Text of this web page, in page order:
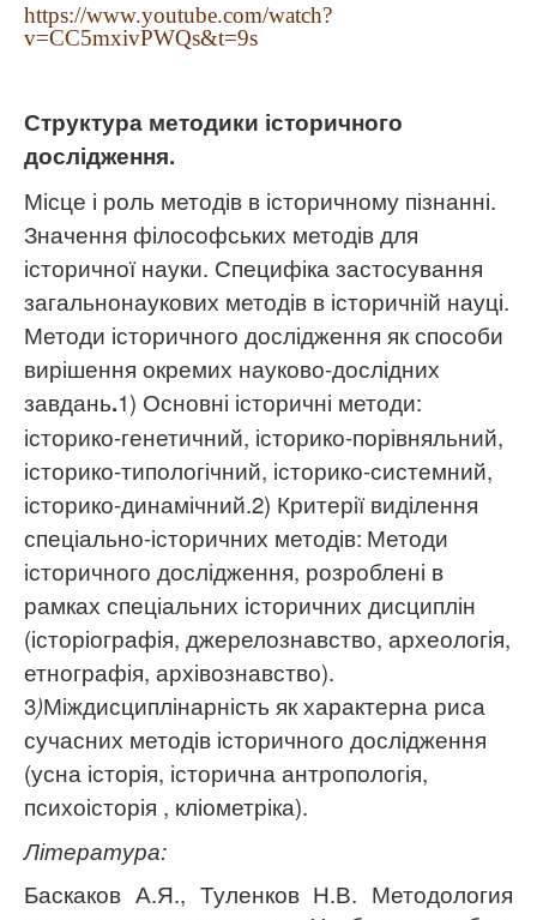
https://www.youtube.com/watch?
v=CC5mxivPWQs&t=9s
Структура методики історичного
дослідження.
Місце і роль методів в історичному пізнанні.
Значення філософських методів для
історичної науки. Специфіка застосування
загальнонаукових методів в історичній науці.
Методи історичного дослідження як способи
вирішення окремих науково-дослідних
завдань.1) Основні історичні методи:
історико-генетичний, історико-порівняльний,
історико-типологічний, історико-системний,
історико-динамічний.2) Критерії виділення
спеціально-історичних методів: Методи
історичного дослідження, розроблені в
рамках спеціальних історичних дисциплін
(історіографія, джерелознавство, археологія,
етнографія, архівознавство).
3)Міждисциплінарність як характерна риса
сучасних методів історичного дослідження
(усна історія, історична антропологія,
психоісторія , кліометріка).
Література:
Баскаков А.Я., Туленков Н.В. Методология